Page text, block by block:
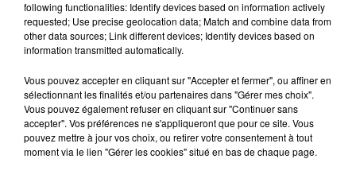
À LA UNE
31 juillet 2026
Gagnez vos entrées à Terra Botanica !
following functionalities: Identify devices based on information actively
requested; Use precise geolocation data; Match and combine data from
other data sources; Link different devices; Identify devices based on
information transmitted automatically.
Vous pouvez accepter en cliquant sur "Accepter et fermer", ou affiner en
sélectionnant les finalités et/ou partenaires dans "Gérer mes choix".
Vous pouvez également refuser en cliquant sur "Continuer sans
accepter". Vos préférences ne s'appliqueront que pour ce site. Vous
pouvez mettre à jour vos choix, ou retirer votre consentement à tout
moment via le lien "Gérer les cookies" situé en bas de chaque page.